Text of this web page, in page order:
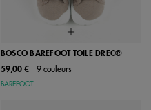
BOSCO BAREFOOT TOILE DREC®
59,00 €
9 couleurs
BAREFOOT